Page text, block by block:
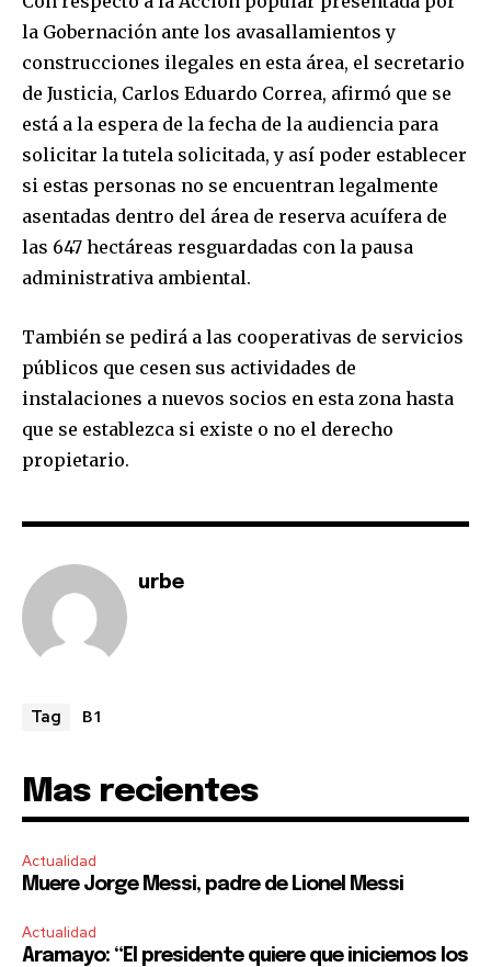
la Gobernación ante los avasallamientos y
construcciones ilegales en esta área, el secretario
de Justicia, Carlos Eduardo Correa, afirmó que se
está a la espera de la fecha de la audiencia para
solicitar la tutela solicitada, y así poder establecer
si estas personas no se encuentran legalmente
asentadas dentro del área de reserva acuífera de
las 647 hectáreas resguardadas con la pausa
administrativa ambiental.
También se pedirá a las cooperativas de servicios
públicos que cesen sus actividades de
instalaciones a nuevos socios en esta zona hasta
que se establezca si existe o no el derecho
propietario.
urbe
Tag B1
Mas recientes
Actualidad
Muere Jorge Messi, padre de Lionel Messi
Actualidad
Aramayo: “El presidente quiere que iniciemos los